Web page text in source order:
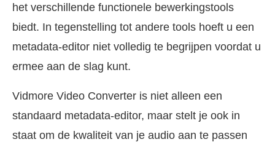
het verschillende functionele bewerkingstools
biedt. In tegenstelling tot andere tools hoeft u een
metadata-editor niet volledig te begrijpen voordat u
ermee aan de slag kunt.
Vidmore Video Converter is niet alleen een
standaard metadata-editor, maar stelt je ook in
staat om de kwaliteit van je audio aan te passen